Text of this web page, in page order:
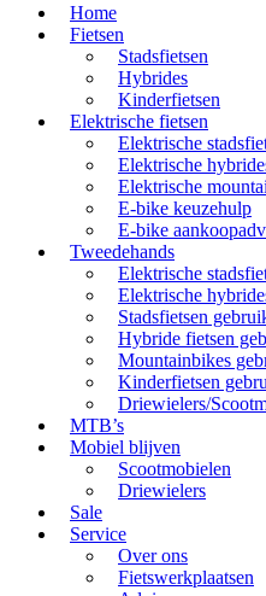
Home
Fietsen
Stadsfietsen
Hybrides
Kinderfietsen
Elektrische fietsen
Elektrische
Elektrische
Elektrische
E-bike keuzehulp
E-bike
Tweedehands
Elektrische
Elektrische
Stadsfietsen
Hybride fietsen
Mountainbikes
Kinderfietsen
Driewielers/
MTB’s
Mobiel blijven
Scootmobielen
Driewielers
Sale
Service
Over ons
Fietswerkplaatsen